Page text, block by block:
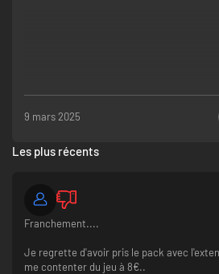
9 mars 2025
Les plus récents
Franchement....
Je regrette d'avoir pris le pack avec
me contenter du jeu à 8€..